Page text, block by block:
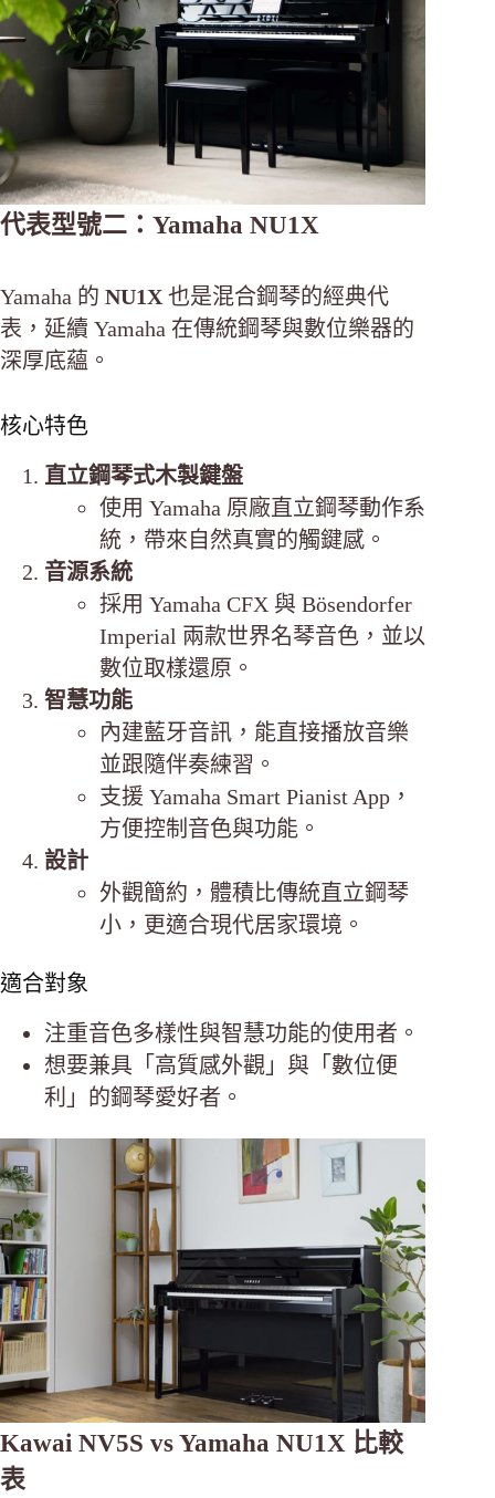
代表型號二：Yamaha NU1X
Yamaha 的 NU1X 也是混合鋼琴的經典代
表，延續 Yamaha 在傳統鋼琴與數位樂器的
深厚底蘊。
核心特色
直立鋼琴式木製鍵盤
使用 Yamaha 原廠直立鋼琴動作系
統，帶來自然真實的觸鍵感。
音源系統
採用 Yamaha CFX 與 Bösendorfer
Imperial 兩款世界名琴音色，並以
數位取樣還原。
智慧功能
內建藍牙音訊，能直接播放音樂
並跟隨伴奏練習。
支援 Yamaha Smart Pianist App，
方便控制音色與功能。
設計
外觀簡約，體積比傳統直立鋼琴
小，更適合現代居家環境。
適合對象
注重音色多樣性與智慧功能的使用者。
想要兼具「高質感外觀」與「數位便
利」的鋼琴愛好者。
Kawai NV5S vs Yamaha NU1X 比較
表